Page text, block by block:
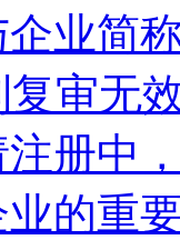
业简
复审无
册中
的重